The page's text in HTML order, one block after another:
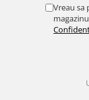
Vreau sa